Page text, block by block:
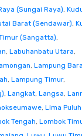
(Sungai Raya),
Barat (Sendawar),
(Sangatta),
, Labuhanbatu Utara,
, Lampung
, Lampung Timur,
, Langkat, Langsa,
, Lima Puluh
Tengah, Lombok